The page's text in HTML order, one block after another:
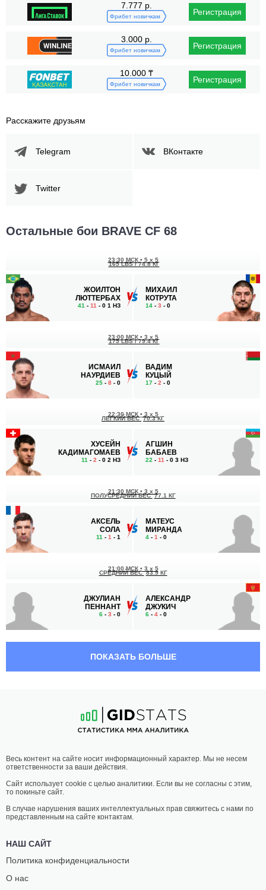
7.777 р.
Фрибет новичкам Регистрация
3.000 р.
Фрибет новичкам Регистрация
10.000 ₸
Фрибет новичкам Регистрация
Расскажите друзьям
Telegram ВКонтакте
Twitter
Остальные бои BRAVE CF 68
ЖОИЛТОН
ЛЮТТЕРБАХ
41 - 11 - 0 1 НЗ
23:30 МСК • 5 x 5
165 LBS / 74.8 КГ
МИХАИЛ
КОТРУТА
14 - 3 - 0
ИСМАИЛ
НАУРДИЕВ
25 - 8 - 0
23:00 МСК • 3 x 5
175 LBS / 79.4 КГ
ВАДИМ
КУЦЫЙ
17 - 2 - 0
ХУСЕЙН
КАДИМАГОМАЕВ
11 - 2 - 0 2 НЗ
22:30 МСК • 3 x 5
ЛЕГКИЙ ВЕС 70.3 КГ
АГШИН
БАБАЕВ
22 - 11 - 0 3 НЗ
АКСЕЛЬ
СОЛА
11 - 1 - 1
21:30 МСК • 3 x 5
ПОЛУСРЕДНИЙ ВЕС 77.1 КГ
МАТЕУС
МИРАНДА
4 - 1 - 0
ДЖУЛИАН
ПЕННАНТ
6 - 3 - 0
21:00 МСК • 3 x 5
СРЕДНИЙ ВЕС 83.9 КГ
АЛЕКСАНДР
ДЖУКИЧ
6 - 4 - 0
ГУЛИЕВ
8-1- 0
20:00 МСК•
ПОЛУЛЕГКИЙ ВЕС 65.8 КГ
ОЛИВЕЙРА
ПОКАЗАТЬ БОЛЬШЕ
Весь контент на сайте носит информационный характер. Мы не несем
ответственности за ваши действия.
Сайт использует cookie с целью аналитики. Если вы не согласны с этим,
то покиньте сайт.
В случае нарушения ваших интеллектуальных прав свяжитесь с нами по
представленным на сайте контактам.
НАШ САЙТ
Политика конфиденциальности
О нас